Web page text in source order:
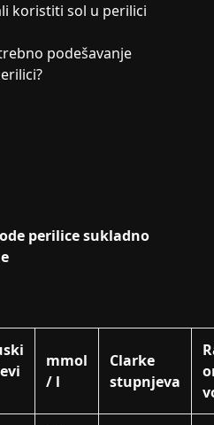
koristiti sol u perilici
podešavanje
perilice sukladno
mmol
/ l
Clarke
stupnjeva